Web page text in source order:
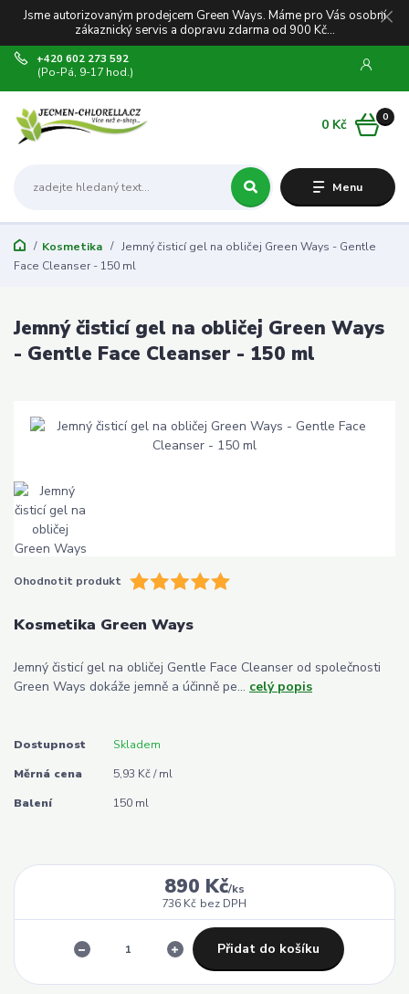
Jsme autorizovaným prodejcem Green Ways. Máme pro Vás osobní
zákaznický servis a dopravu zdarma od 900 Kč...
Menu
+420 602 273 592
(Po-Pá, 9-17 hod.)
0
0 Kč
Kosmetika
Jemný čisticí gel na obličej Green Ways - Gentle
Face Cleanser - 150 ml
Jemný čisticí gel na obličej Green Ways
- Gentle Face Cleanser - 150 ml
Ohodnotit produkt
Kosmetika Green Ways
Jemný čisticí gel na obličej Gentle Face Cleanser od společnosti
Green Ways dokáže jemně a účinně pe... celý popis
Dostupnost Skladem
Měrná cena 5,93 Kč / ml
Balení 150 ml
890 Kč/ks
736 Kč bez DPH
Přidat do košíku